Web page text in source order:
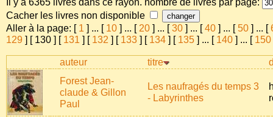
Il y a 6365 livres dans ce rayon. nombre de livres par page:
Cacher les livres non disponible
Aller à la page: [ 1 ] ... [ 10 ] ... [ 20 ] ... [30 ] ... [40 ] ... [ 50 ] ... [
129 ] [ 130 ] [ 131 ] [ 132 ] [ 133 ] [ 134 ] [ 135 ] ... [ 140 ] ... [ 150
auteur titre
Forest Jean-
claude & Gillon
Paul
Les naufragés du temps 3
- Labyrinthes